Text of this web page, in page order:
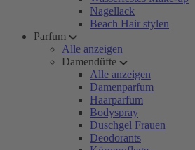
Nagellack
Beach Hair stylen
Parfum
Alle anzeigen
Damendüfte
Alle anzeigen
Damenparfum
Haarparfum
Bodyspray
Duschgel Frauen
Deodorants